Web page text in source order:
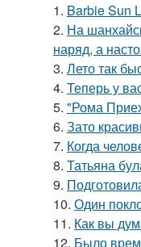
1. Barbie Sun
2. На
наряд, а
3. Лето так
4. Теперь у
5. "Рома
6. Зато
7. Когда
8. Татьяна
9.
10. Один
11. Как вы
12. Было